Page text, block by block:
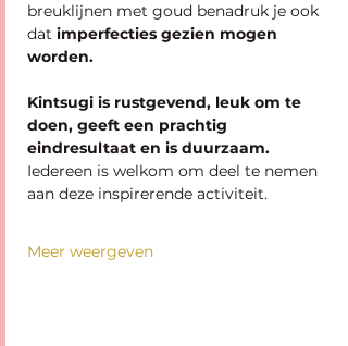
breuklijnen met goud benadruk je ook
dat imperfecties gezien mogen
worden.
Kintsugi is rustgevend, leuk om te
doen, geeft een prachtig
eindresultaat en is duurzaam.
Iedereen is welkom om deel te nemen
aan deze inspirerende activiteit.
Meer weergeven